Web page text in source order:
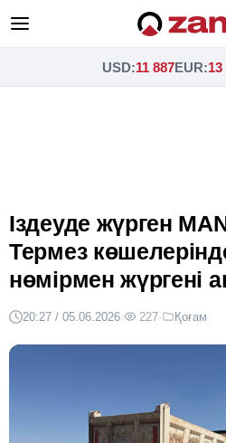
USD:11 887EUR:13
Іздеуде жүрген
Термез
нөмірмен жүргені
20:27 / 05.06.2026· 227· Қоғам